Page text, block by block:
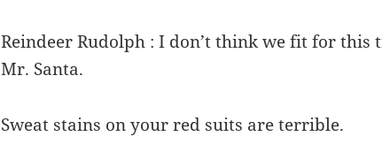
Reindeer Rudolph : I don’t think we fit for this
Mr. Santa.
Sweat stains on your red suits are terrible.